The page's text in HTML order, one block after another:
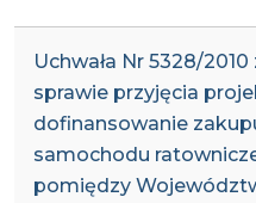
Uchwała Nr 5328/
sprawie przyjęcia
dofinansowanie
samochodu
pomiędzy